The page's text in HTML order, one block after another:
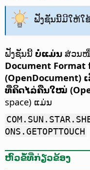
ຟັງຊັນນີ້ມີໃຫ້ໃ
ຟັງຊັນນີ້ ບໍ່ແມ່ນ ສ່ວນໜຶ່
Document
(OpenDocument)
ທີ່ຄິດໄລ່ຄືນໃໝ່
space) ແມ່ນ
ONS.GETOPTTOUCH
ຫົວຂໍ້ທີ່ກ່ຽວຂ້ອງ